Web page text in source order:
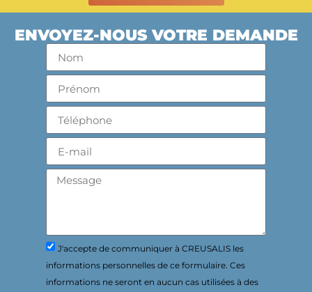
ENVOYEZ-NOUS VOTRE DEMANDE
J'accepte de communiquer à CREUSALIS les
informations personnelles de ce formulaire. Ces
informations ne seront en aucun cas utilisées à des